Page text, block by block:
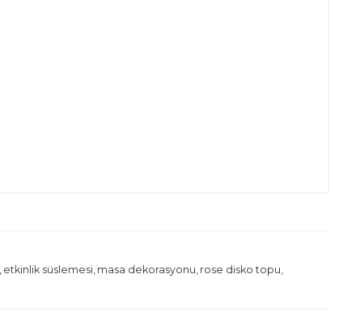
etkinlik süslemesi masa dekorasyonu rose disko topu